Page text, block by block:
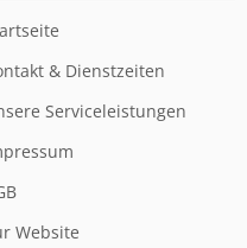
& Dienstzeiten
Serviceleistungen
Website